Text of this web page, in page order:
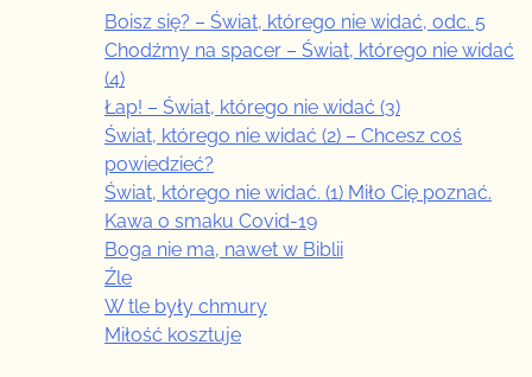
Boisz się? – Świat, którego nie widać, odc. 5
Chodźmy na spacer – Świat, którego nie widać
(4)
Łap! – Świat, którego nie widać (3)
Świat, którego nie widać (2) – Chcesz coś
powiedzieć?
Świat, którego nie widać. (1) Miło Cię poznać.
Kawa o smaku Covid-19
Boga nie ma, nawet w Biblii
Źle
W tle były chmury
Miłość kosztuje